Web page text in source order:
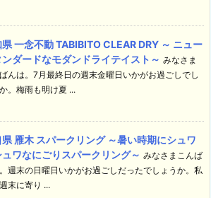
一念不動 TABIBITO CLEAR DRY ～ ニュー
ンダードなモダンドライテイスト～ みなさま
んは。7月最終日の週末金曜日いかがお過ごしでし
。梅雨も明け夏 ...
県 雁木 スパークリング ～暑い時期にシュワ
ュワなにごりスパークリング～ みなさまこんば
週末の日曜日いかがお過ごしだったでしょうか。私
末に寄り ...